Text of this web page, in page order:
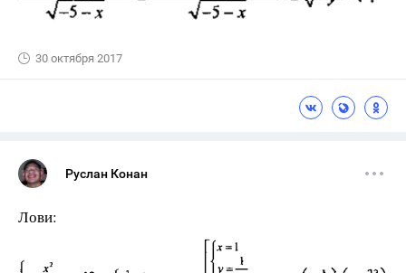
30 октября 2017
Руслан Конан
Лови: